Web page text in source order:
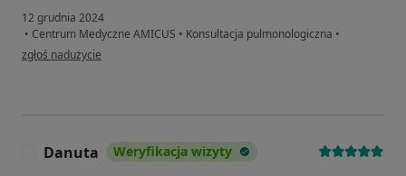
12 grudnia 2024
• Centrum Medyczne AMICUS • Konsultacja pulmonologiczna •
w opinii użytkownika Elżbieta
zgłoś nadużycie
Danuta Weryfikacja wizyty